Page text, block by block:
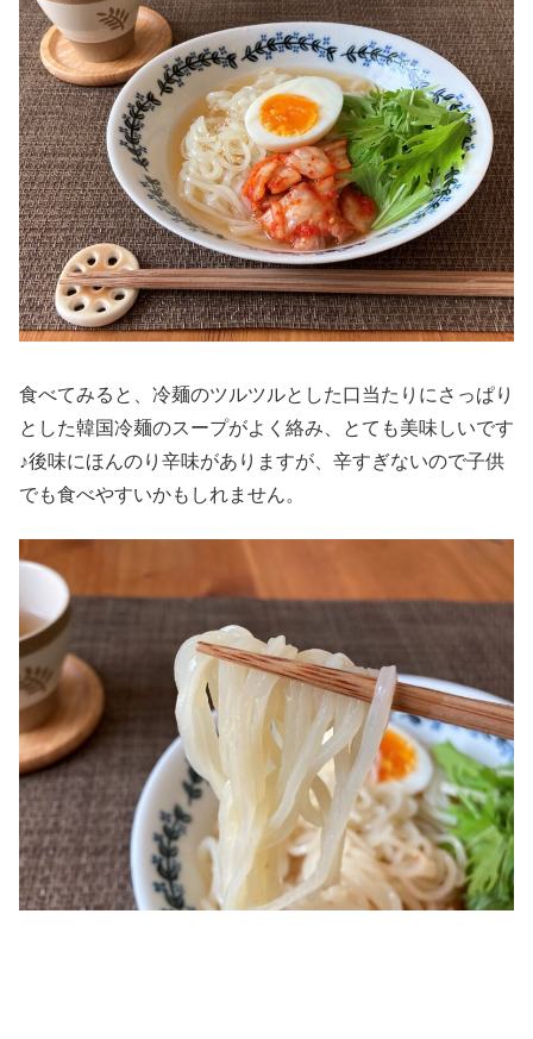
食べてみると、冷麺のツルツルとした口当たりにさっぱり
とした韓国冷麺のスープがよく絡み、とても美味しいです
♪後味にほんのり辛味がありますが、辛すぎないので子供
でも食べやすいかもしれません。